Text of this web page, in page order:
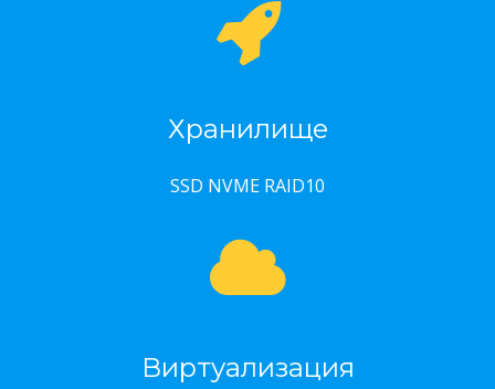
Хранилище
SSD NVME RAID10
Виртуализация